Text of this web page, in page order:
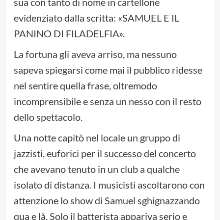
evidenziato dalla scritta: «SAMUEL E IL
PANINO DI FILADELFIA».
La fortuna gli aveva arriso, ma nessuno
sapeva spiegarsi come mai il pubblico ridesse
nel sentire quella frase, oltremodo
incomprensibile e senza un nesso con il resto
dello spettacolo.
Una notte capitò nel locale un gruppo di
jazzisti, euforici per il successo del concerto
che avevano tenuto in un club a qualche
isolato di distanza. I musicisti ascoltarono con
attenzione lo show di Samuel sghignazzando
qua e là. Solo il batterista appariva serio e